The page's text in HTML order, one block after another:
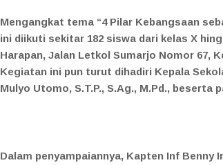
Mengangkat tema “4 Pilar Kebangsaan
ini diikuti sekitar 182 siswa dari kelas X
Harapan, Jalan Letkol Sumarjo Nomor 67,
Kegiatan ini pun turut dihadiri Kepala
Mulyo Utomo, S.T.P., S.Ag., M.Pd., beserta
Dalam penyampaiannya, Kapten Inf Benny